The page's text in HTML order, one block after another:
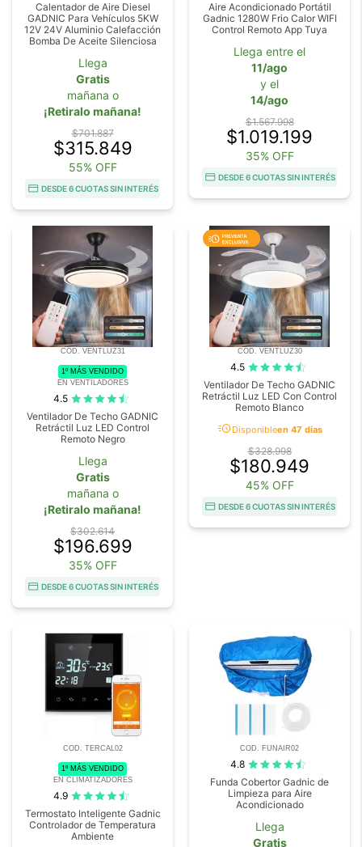
Calentador de Aire Diesel
GADNIC Para Vehículos 5KW
12V 24V Aluminio Calefacción
Bomba De Aceite Silenciosa
Llega
Gratis
mañana o
¡Retiralo mañana!
$701.887
$315.849
55% OFF
DESDE 6 CUOTAS SIN INTERÉS
Aire Acondicionado Portátil
Gadnic 1280W Frio Calor WIFI
Control Remoto App Tuya
Llega entre el
11/ago
y el
14/ago
$1.567.998
$1.019.199
35% OFF
DESDE 6 CUOTAS SIN INTERÉS
COD. VENTLUZ31
1º MÁS VENDIDO
EN VENTILADORES
4.5
Ventilador De Techo GADNIC
Retráctil Luz LED Control
Remoto Negro
Llega
Gratis
mañana o
¡Retiralo mañana!
$302.614
$196.699
35% OFF
DESDE 6 CUOTAS SIN INTERÉS
COD. VENTLUZ30
4.5
Ventilador De Techo GADNIC
Retráctil Luz LED Con Control
Remoto Blanco
acuteDisponibleen 47 días
$328.998
$180.949
45% OFF
DESDE 6 CUOTAS SIN INTERÉS
COD. TERCAL02
1º MÁS VENDIDO
EN CLIMATIZADORES
4.9
Termostato Inteligente Gadnic
Controlador de Temperatura
Ambiente
COD. FUNAIR02
4.8
Funda Cobertor Gadnic de
Limpieza para Aire
Acondicionado
Llega
Gratis